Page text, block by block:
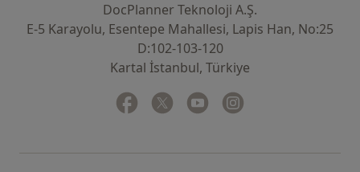
DocPlanner Teknoloji A.Ş.
E-5 Karayolu, Esentepe Mahallesi, Lapis Han, No:25
D:102-103-120
Kartal İstanbul, Türkiye
Facebook
yeni bir sekmede açılır
Twitter
yeni bir sekmede açılır
Youtube
yeni bir sekmede açılır